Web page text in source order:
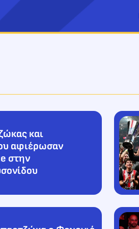
και
αφιέρωσαν
στην